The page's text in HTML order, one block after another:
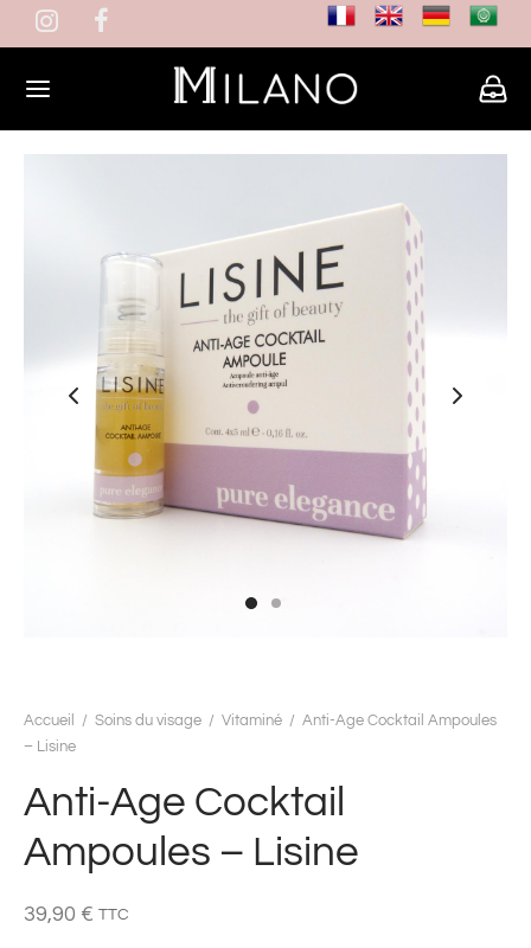
Accueil / Soins du visage / Vitaminé / Anti-Age Cocktail Ampoules
– Lisine
Anti-Age Cocktail
Ampoules – Lisine
39,90 € TTC